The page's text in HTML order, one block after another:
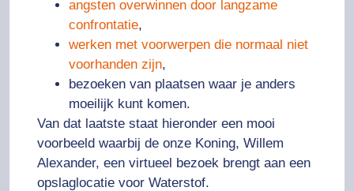
angsten overwinnen door langzame
confrontatie,
werken met voorwerpen die normaal niet
voorhanden zijn,
bezoeken van plaatsen waar je anders
moeilijk kunt komen.
Van dat laatste staat hieronder een mooi
voorbeeld waarbij de onze Koning, Willem
Alexander, een virtueel bezoek brengt aan een
opslaglocatie voor Waterstof.